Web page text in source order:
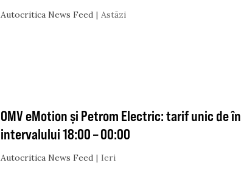
Autocritica News Feed Astăzi
OMV eMotion și Petrom Electric: tarif unic de
intervalului 18:00 – 00:00
Autocritica News Feed Ieri